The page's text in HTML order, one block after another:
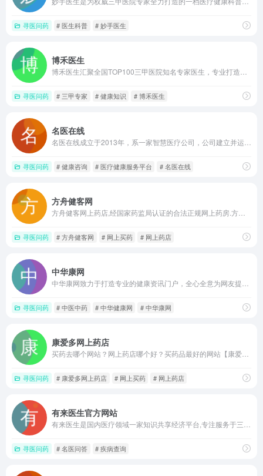
寻医问药 # 医生科普 # 妙手医生
博禾医生
寻医问药 # 三甲专家 # 健康知识 # 博禾医生
名医在线
寻医问药 # 健康咨询 # 医疗健康服务平台 # 名医在线
方舟健客网
寻医问药 # 方舟健客网 # 网上买药 # 网上药店
中华康网
寻医问药 # 中医中药 # 中华健康网 # 中华康网
康爱多网上药店
寻医问药 # 康爱多网上药店 # 网上买药 # 网上药店
有来医生官方网站
寻医问药 # 名医问答 # 疾病查询